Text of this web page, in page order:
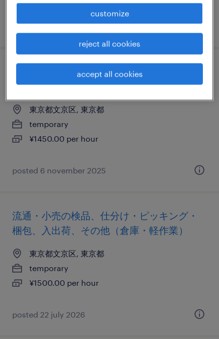
posted 7 november 2025
商社・卸の検品、検査、仕分け・ピッキン
グ・梱包、その他（倉庫・軽作業）
東京都文京区, 東京都
temporary
¥1450.00 per hour
posted 6 november 2025
流通・小売の検品、仕分け・ピッキング・
梱包、入出荷、その他（倉庫・軽作業）
東京都文京区, 東京都
temporary
¥1500.00 per hour
posted 22 july 2026
customize
reject all cookies
accept all cookies